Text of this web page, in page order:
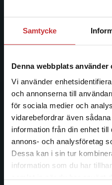
Samtycke
Denna webbplats använder
Vi använder
och annonserna till
för sociala medier och
vidarebefordrar även
information från din enhet
annons- och analysföretag
Dessa kan i sin tur
information som du har
Begränsad
Det verkar som att du
studentlitteratur.se via
Studentlitteratur grundades
ledande utbildningsförlag.
facklitteratur, utbildningar
längs hela kunskapsresan.
Kontakta oss
Kontakta oss
046-31 20 00
Postadress:
Box 141
221 00 Lund